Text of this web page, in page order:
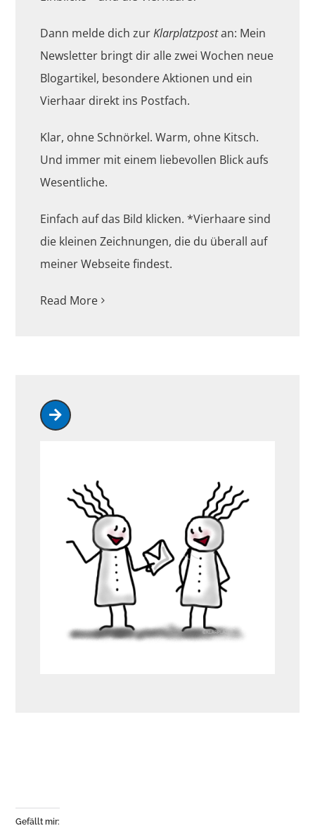
Dann melde dich zurKlarplatzpostan: Mein
Newsletter bringt dir alle zwei Wochen neue
Blogartikel, besondere Aktionen und ein
Vierhaar direkt ins Postfach.
Klar, ohne Schnörkel. Warm, ohne Kitsch.
Und immer mit einem liebevollen Blick aufs
Wesentliche.
Einfach auf das Bild klicken. *Vierhaare sind
die kleinen Zeichnungen, die du überall auf
meiner Webseite findest.
Read More
Gefällt mir: